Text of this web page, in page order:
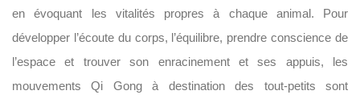
en évoquant les vitalités propres à chaque animal. Pour
développer l’écoute du corps, l’équilibre, prendre conscience de
l’espace et trouver son enracinement et ses appuis, les
mouvements Qi Gong à destination des tout-petits sont